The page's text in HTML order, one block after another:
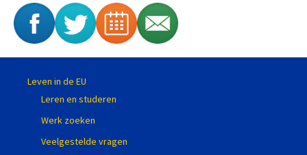
Leven in de EU
Leren en studeren
Werk zoeken
Veelgestelde vragen